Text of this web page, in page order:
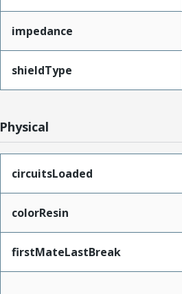
impedance
shieldType
Physical
circuitsLoaded
colorResin
firstMateLastBreak